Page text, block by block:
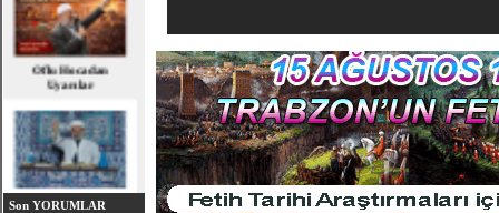
Oflu Hocadan
Uyarılar
OFLU HOCA'DAN
TOPLUMSAL UYARI
Son YORUMLAR